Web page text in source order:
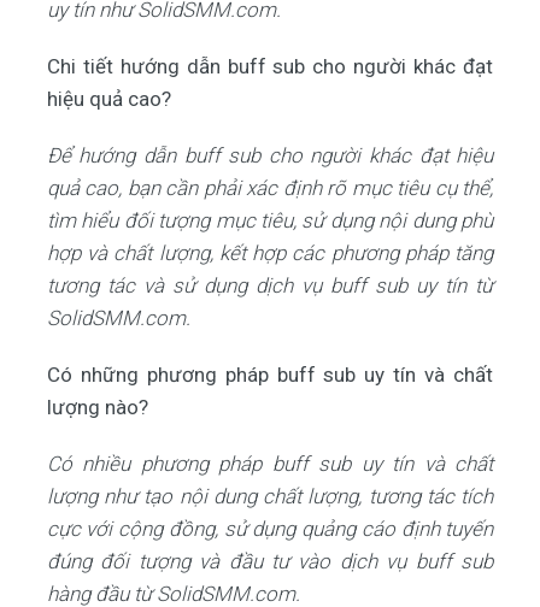
uy tín như SolidSMM.com.
Chi tiết hướng dẫn buff sub cho người khác đạt
hiệu quả cao?
Để hướng dẫn buff sub cho người khác đạt hiệu
quả cao, bạn cần phải xác định rõ mục tiêu cụ thể,
tìm hiểu đối tượng mục tiêu, sử dụng nội dung phù
hợp và chất lượng, kết hợp các phương pháp tăng
tương tác và sử dụng dịch vụ buff sub uy tín từ
SolidSMM.com.
Có những phương pháp buff sub uy tín và chất
lượng nào?
Có nhiều phương pháp buff sub uy tín và chất
lượng như tạo nội dung chất lượng, tương tác tích
cực với cộng đồng, sử dụng quảng cáo định tuyến
đúng đối tượng và đầu tư vào dịch vụ buff sub
hàng đầu từ SolidSMM.com.